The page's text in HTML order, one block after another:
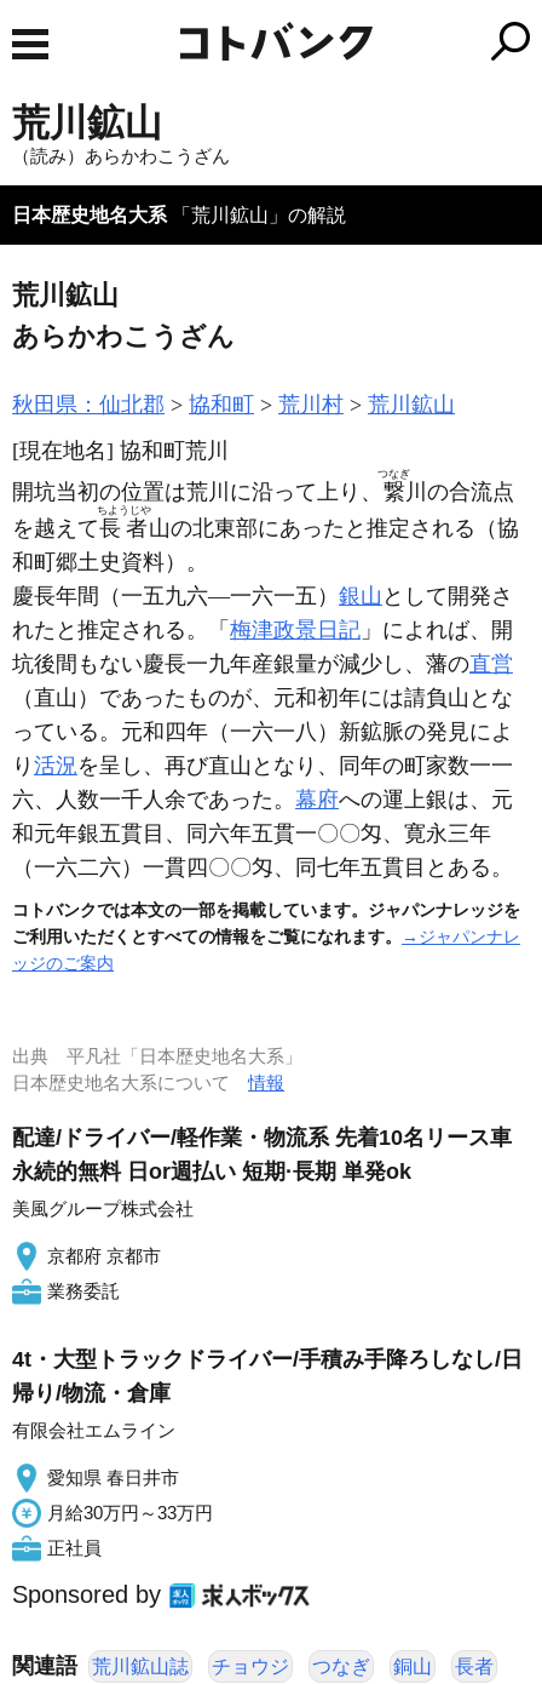
荒川鉱山
（読み）あらかわこうざん
日本歴史地名大系 「荒川鉱山」の解説
荒川鉱山
あらかわこうざん
秋田県：仙北郡 協和町 荒川村 荒川 鉱山
[現在地名] 協和町荒川
開坑当初の位置は荒川に沿って上り、 繋
つなぎ
川の合流点
を越えて長者
ちようじや
山の北東部にあったと推定される （協
和町郷土史資料） 。
慶長年間 （一五九六―一六一五） 銀山 として開発さ
れたと推定される。「 梅津政景日記 」によれば、開
坑後間もない慶長一九年産銀量が減少し、藩の直営
（直山） であったものが、元和初年には請負山とな
っている。元和四年 （一六一八） 新鉱脈の発見によ
り 活況を呈し、再び直山となり、同年の町家数一一
六、人数一千人余であった。 幕府への運上銀は、元
和元年銀五貫目、同六年五貫一〇〇匁、寛永三年
（一六二六） 一貫四〇〇匁、同七年五貫目とある。
コトバンクでは本文の一部を掲載しています。ジャパンナレッジを
ご利用いただくとすべての情報をご覧になれます。
→ジャパンナレ
ッジのご案内
出典 平凡社「日本歴史地名大系」
日本歴史地名大系について情報
配達/ドライバー/軽作業・物流系 先着10名リース車
永続的無料 日or週払い 短期·長期 単発ok
美風グループ株式会社
京都府 京都市
業務委託
4t・大型トラックドライバー/手積み手降ろしなし/日
帰り/物流・倉庫
有限会社エムライン
愛知県 春日井市
月給30万円～33万円
正社員
Sponsored by
関連語 荒川鉱山誌 チョウジ つなぎ 銅山 長者